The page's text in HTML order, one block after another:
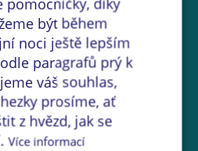
by photographic objects
immersive elements.
být během
noci ještě lepším
paragrafů prý k
váš souhlas,
prosíme, ať
z hvězd, jak se
Více informací